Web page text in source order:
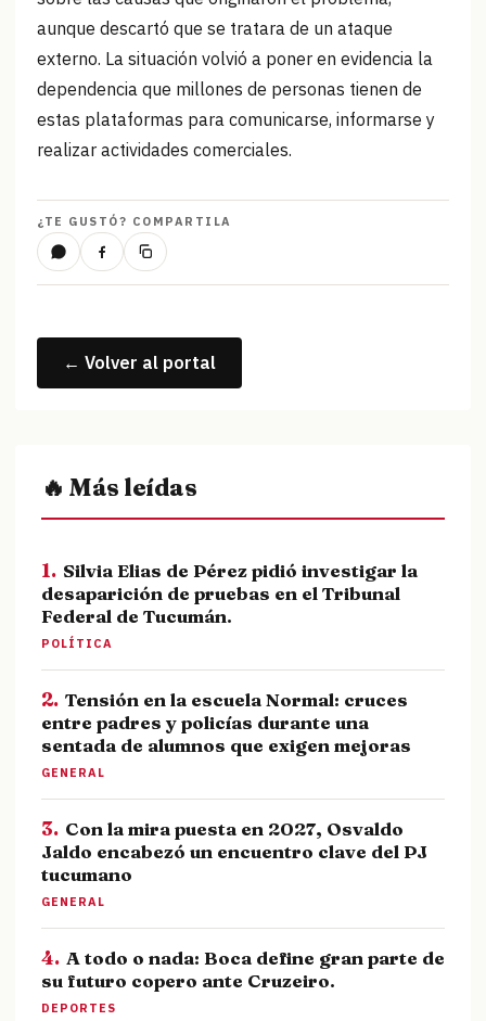
aunque descartó que se tratara de un ataque
externo. La situación volvió a poner en evidencia la
dependencia que millones de personas tienen de
estas plataformas para comunicarse, informarse y
realizar actividades comerciales.
¿TE GUSTÓ? COMPARTILA
← Volver al portal
🔥 Más leídas
1. Silvia Elias de Pérez pidió investigar la
desaparición de pruebas en el Tribunal
Federal de Tucumán.
POLÍTICA
2. Tensión en la escuela Normal: cruces
entre padres y policías durante una
sentada de alumnos que exigen mejoras
GENERAL
3. Con la mira puesta en 2027, Osvaldo
Jaldo encabezó un encuentro clave del PJ
tucumano
GENERAL
4. A todo o nada: Boca define gran parte de
su futuro copero ante Cruzeiro.
DEPORTES